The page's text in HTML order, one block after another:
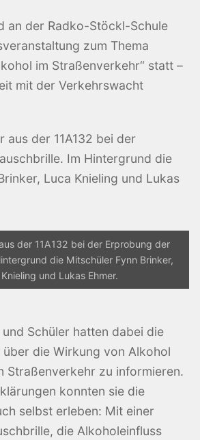
an der Radko-Stöckl-Schule
zum Thema
im Straßenverkehr“ statt –
mit der Verkehrswacht
der 11A132 bei der Erprobung der
die Mitschüler Fynn Brinker,
und Lukas Ehmer.
Schüler hatten dabei die
die Wirkung von Alkohol
Straßenverkehr zu informieren.
konnten sie die
selbst erleben: Mit einer
die Alkoholeinfluss